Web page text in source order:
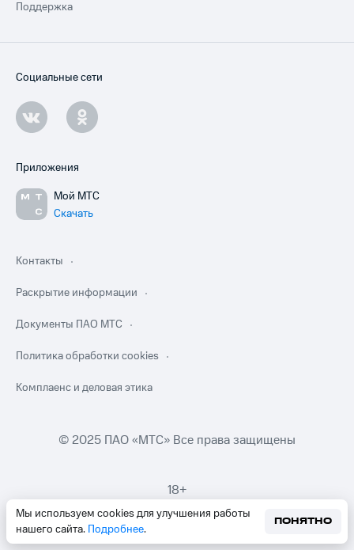
Мы используем cookies для улучшения работы
нашего сайта. Подробнее.
ПОНЯТНО
Поддержка
Социальные сети
Приложения
Мой МТС
Скачать
Контакты
Раскрытие информации
Документы ПАО МТС
Политика обработки cookies
Комплаенс и деловая этика
© 2025 ПАО «МТС» Все права защищены
18+